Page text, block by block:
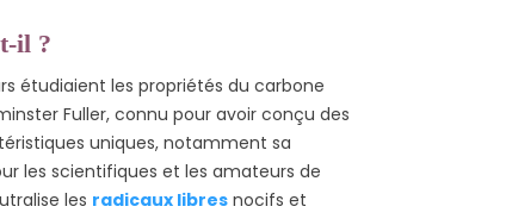
cellules par les...
Lire la suite
il ?
étudiaient les propriétés du carbone
Fuller, connu pour avoir conçu des
uniques, notamment sa
les scientifiques et les amateurs de
les radicaux libres nocifs et